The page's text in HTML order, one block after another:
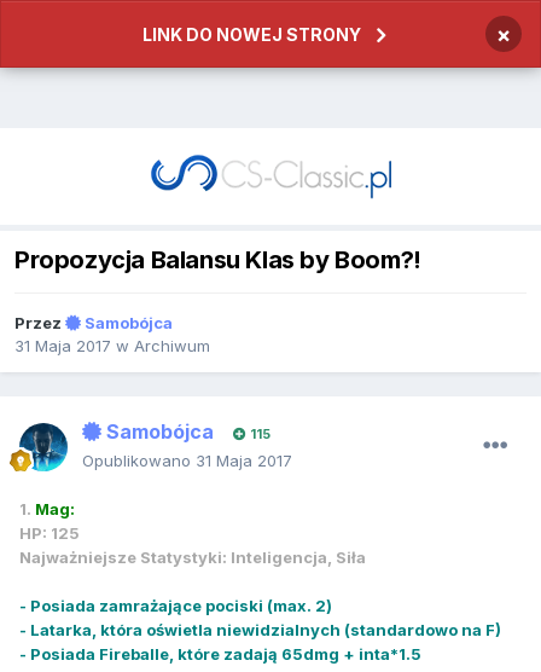
LINK DO NOWEJ STRONY ×
Propozycja Balansu Klas by Boom?!
Przez
Samobójca
31 Maja 2017 w Archiwum
Samobójca 115
Opublikowano 31 Maja 2017
1. Mag:
HP: 125
Najważniejsze Statystyki: Inteligencja, Siła
- Posiada zamrażające pociski (max. 2)
- Latarka, która oświetla niewidzialnych (standardowo na F)
- Posiada Fireballe, które zadają 65dmg + inta*1.5